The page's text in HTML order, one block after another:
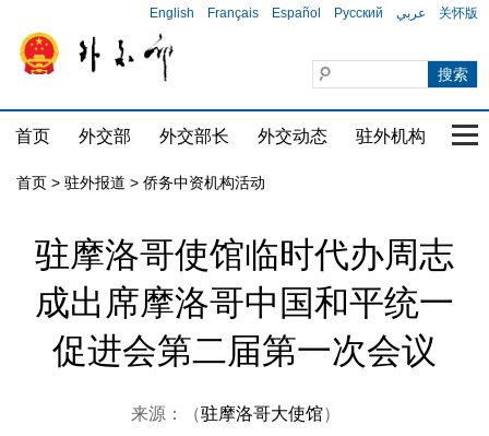
English Français Español Русский عربي 关怀版
首页 外交部 外交部长 外交动态 驻外机构 国
首页 > 驻外报道 > 侨务中资机构活动
驻摩洛哥使馆临时代办周志
成出席摩洛哥中国和平统一
促进会第二届第一次会议
来源：（驻摩洛哥大使馆）